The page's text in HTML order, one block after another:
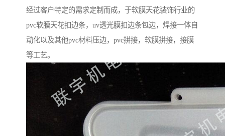
经过客户特定的需求定制而成，于软膜天花装饰行业的
pvc软膜天花扣边条，uv透光膜扣边条包边，焊接一体自
动化以及其他pvc材料压边，pvc拼接，软膜拼接，接膜
等工艺。